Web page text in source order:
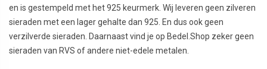
en is gestempeld met het 925 keurmerk. Wij leveren geen zilveren
sieraden met een lager gehalte dan 925. En dus ook geen
verzilverde sieraden. Daarnaast vind je op Bedel.Shop zeker geen
sieraden van RVS of andere niet-edele metalen.